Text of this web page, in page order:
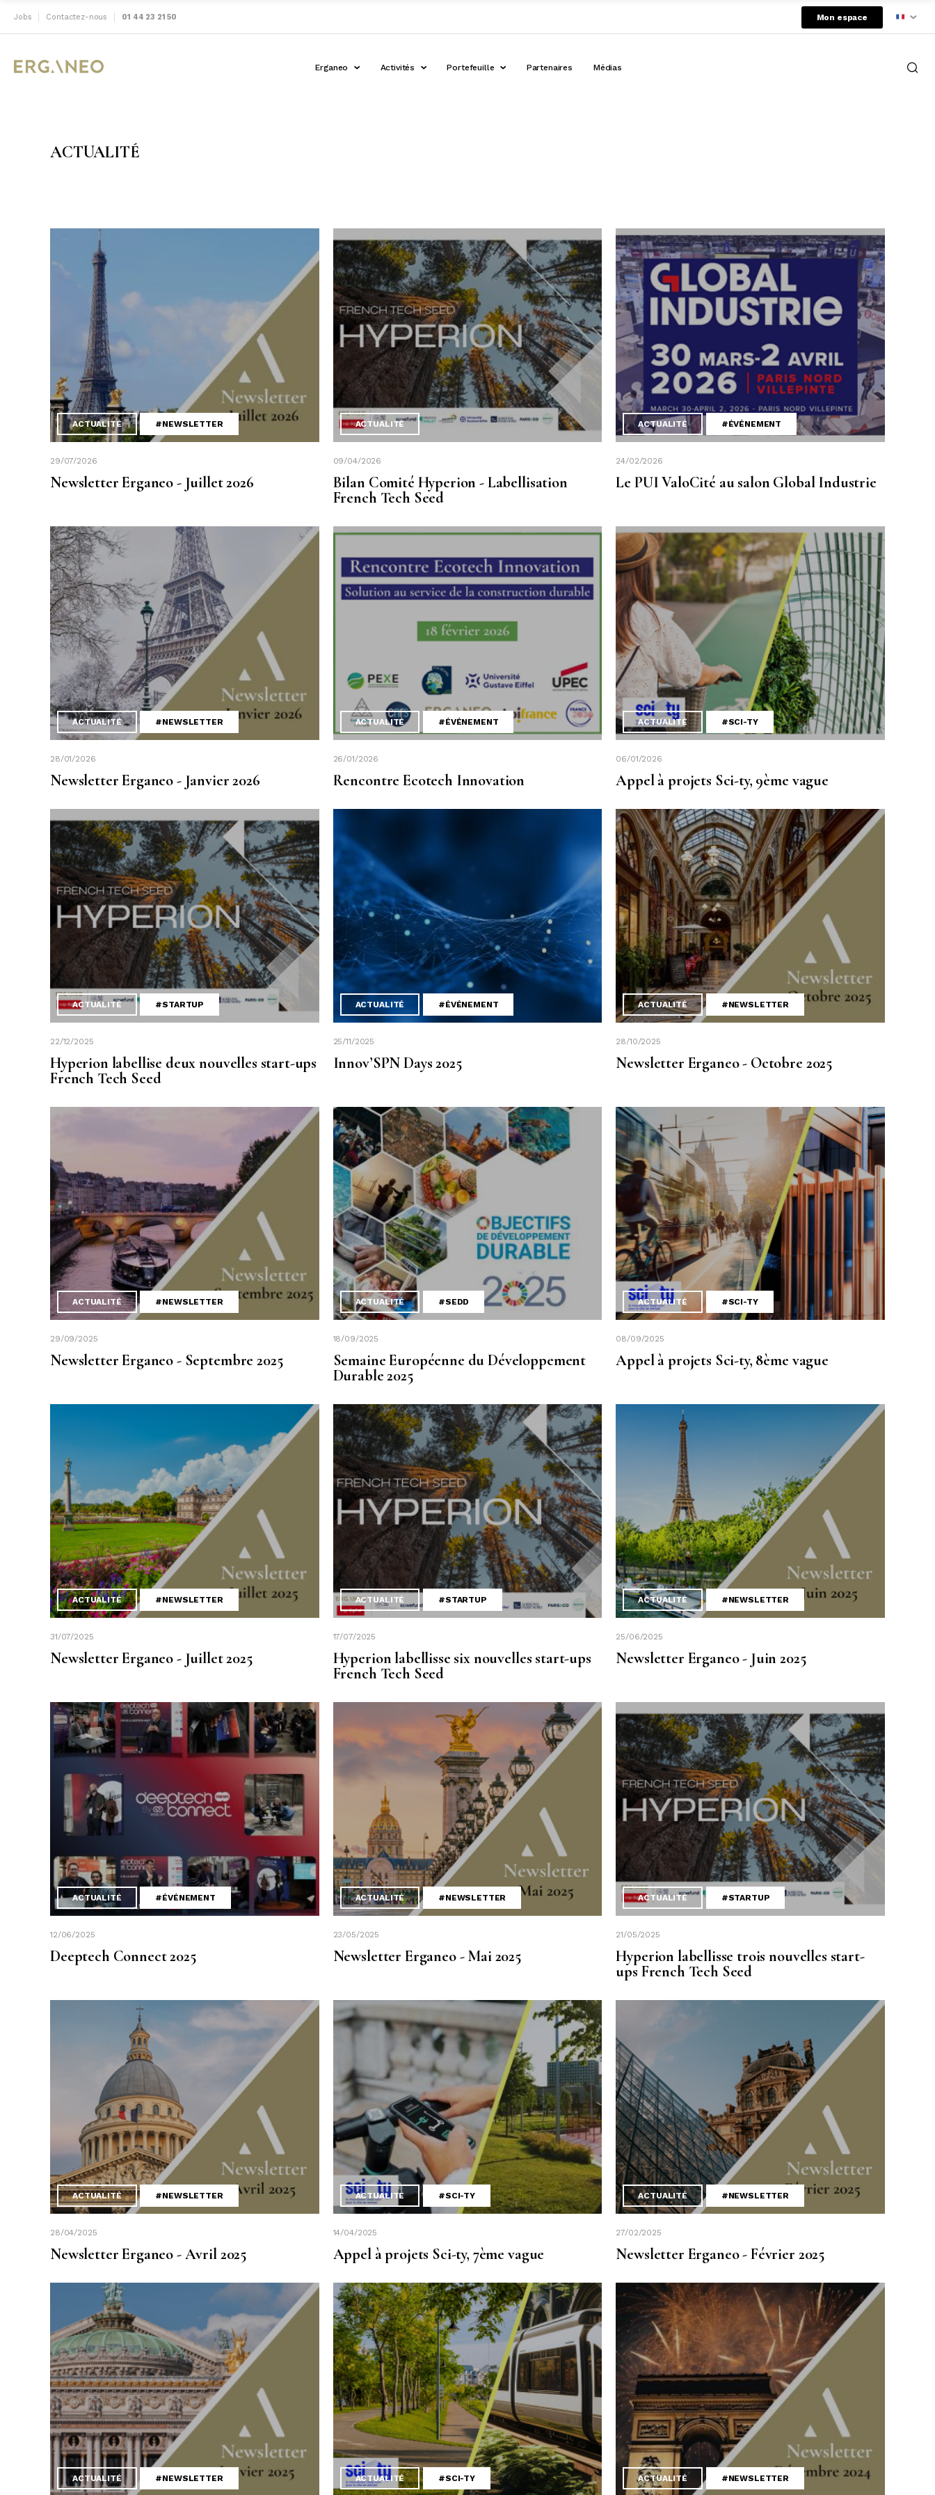
Jobs Contactez-nous 01 44 23 21 50 Mon espace
Erganeo Activités Portefeuille Partenaires Médias
ACTUALITÉ
ACTUALITÉ #NEWSLETTER
29/07/2026
Newsletter Erganeo - Juillet 2026
ACTUALITÉ
09/04/2026
Bilan Comité Hyperion - Labellisation
French Tech Seed
ACTUALITÉ #ÉVÉNEMENT
24/02/2026
Le PUI ValoCité au salon Global Industrie
ACTUALITÉ #NEWSLETTER
28/01/2026
Newsletter Erganeo - Janvier 2026
ACTUALITÉ #ÉVÉNEMENT
26/01/2026
Rencontre Ecotech Innovation
ACTUALITÉ #SCI-TY
06/01/2026
Appel à projets Sci-ty, 9ème vague
ACTUALITÉ #STARTUP
22/12/2025
Hyperion labellise deux nouvelles start-ups
French Tech Seed
ACTUALITÉ #ÉVÉNEMENT
25/11/2025
Innov’SPN Days 2025
ACTUALITÉ #NEWSLETTER
28/10/2025
Newsletter Erganeo - Octobre 2025
ACTUALITÉ #NEWSLETTER
29/09/2025
Newsletter Erganeo - Septembre 2025
ACTUALITÉ #SEDD
18/09/2025
Semaine Européenne du Développement
Durable 2025
ACTUALITÉ #SCI-TY
08/09/2025
Appel à projets Sci-ty, 8ème vague
ACTUALITÉ #NEWSLETTER
31/07/2025
Newsletter Erganeo - Juillet 2025
ACTUALITÉ #STARTUP
17/07/2025
Hyperion labellisse six nouvelles start-ups
French Tech Seed
ACTUALITÉ #NEWSLETTER
25/06/2025
Newsletter Erganeo - Juin 2025
ACTUALITÉ #ÉVÉNEMENT
12/06/2025
Deeptech Connect 2025
ACTUALITÉ #NEWSLETTER
23/05/2025
Newsletter Erganeo - Mai 2025
ACTUALITÉ #STARTUP
21/05/2025
Hyperion labellisse trois nouvelles start-
ups French Tech Seed
ACTUALITÉ #NEWSLETTER
28/04/2025
Newsletter Erganeo - Avril 2025
ACTUALITÉ #SCI-TY
14/04/2025
Appel à projets Sci-ty, 7ème vague
ACTUALITÉ #NEWSLETTER
27/02/2025
Newsletter Erganeo - Février 2025
ACTUALITÉ #NEWSLETTER ACTUALITÉ #SCI-TY ACTUALITÉ #NEWSLETTER